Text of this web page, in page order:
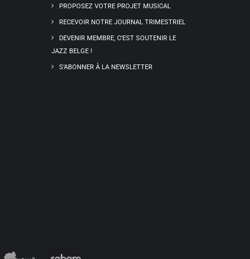
PROPOSEZ VOTRE PROJET MUSICAL
RECEVOIR NOTRE JOURNAL TRIMESTRIEL
DEVENIR MEMBRE, C’EST SOUTENIR LE
JAZZ BELGE !
S’ABONNER À LA NEWSLETTER